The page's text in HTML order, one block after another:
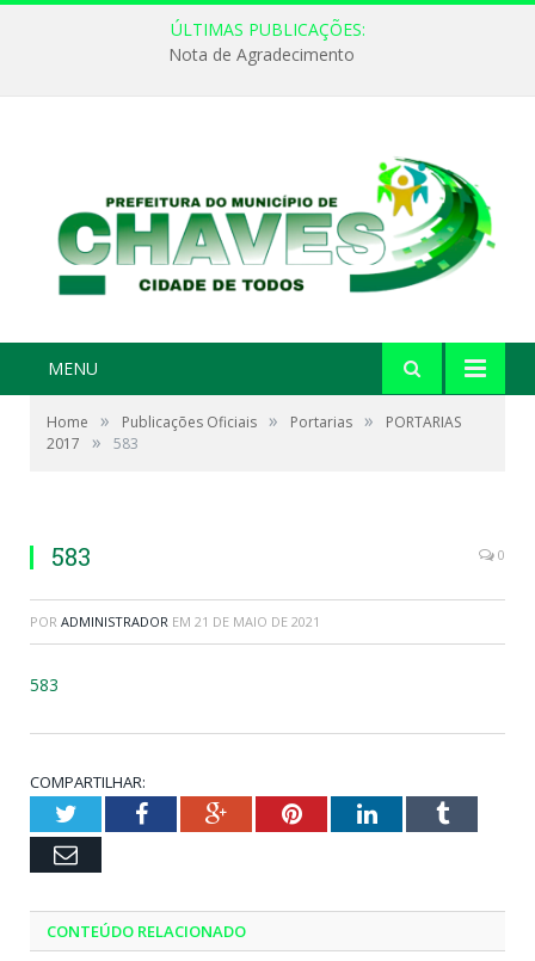
ÚLTIMAS PUBLICAÇÕES:
Nota de Agradecimento
MENU
Home » Publicações Oficiais » Portarias »
PORTARIAS
2017
» 583
583 0
POR ADMINISTRADOR EM 21 DE MAIO DE 2021
583
COMPARTILHAR:
TwitterFacebookGoogle+PinterestLinkedInTumblr
Email
CONTEÚDO RELACIONADO